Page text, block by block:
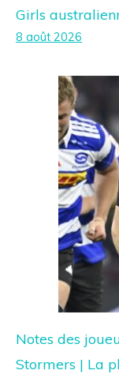
Girls
8 août 2026
Notes des
Stormers | La